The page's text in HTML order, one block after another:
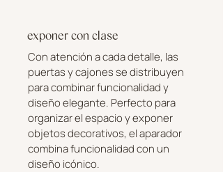
exponer con clase
Con atención a cada detalle, las
puertas y cajones se distribuyen
para combinar funcionalidad y
diseño elegante. Perfecto para
organizar el espacio y exponer
objetos decorativos, el aparador
combina funcionalidad con un
diseño icónico.